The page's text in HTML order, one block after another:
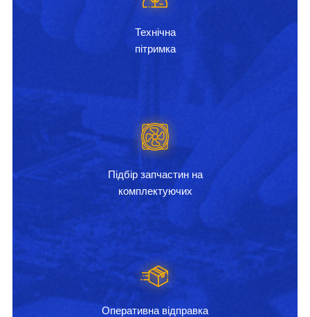
Технічна
пітримка
Підбір запчастин на
комплектуючих
Оперативна відправка